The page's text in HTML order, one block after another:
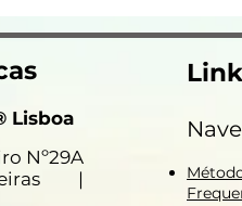
Lisboa
Nº29A
|